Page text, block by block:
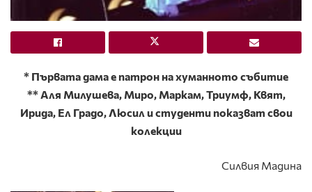
* Първата дама е патрон на хуманното събитие
** Аля Милушева, Миро, Маркам, Триумф, Квят,
Ирида, Ел Градо, Люсил и студенти показват свои
колекции
Силвия Мадина